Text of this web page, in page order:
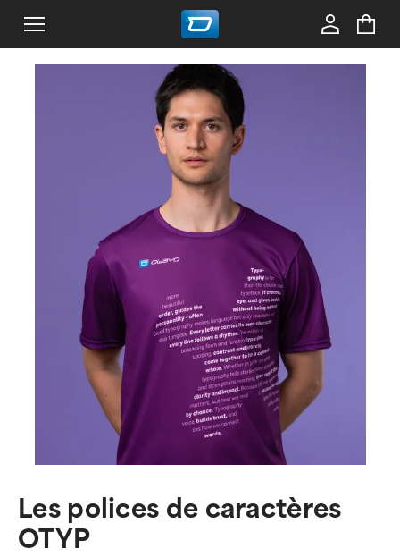
Les polices de caractères
OTYP